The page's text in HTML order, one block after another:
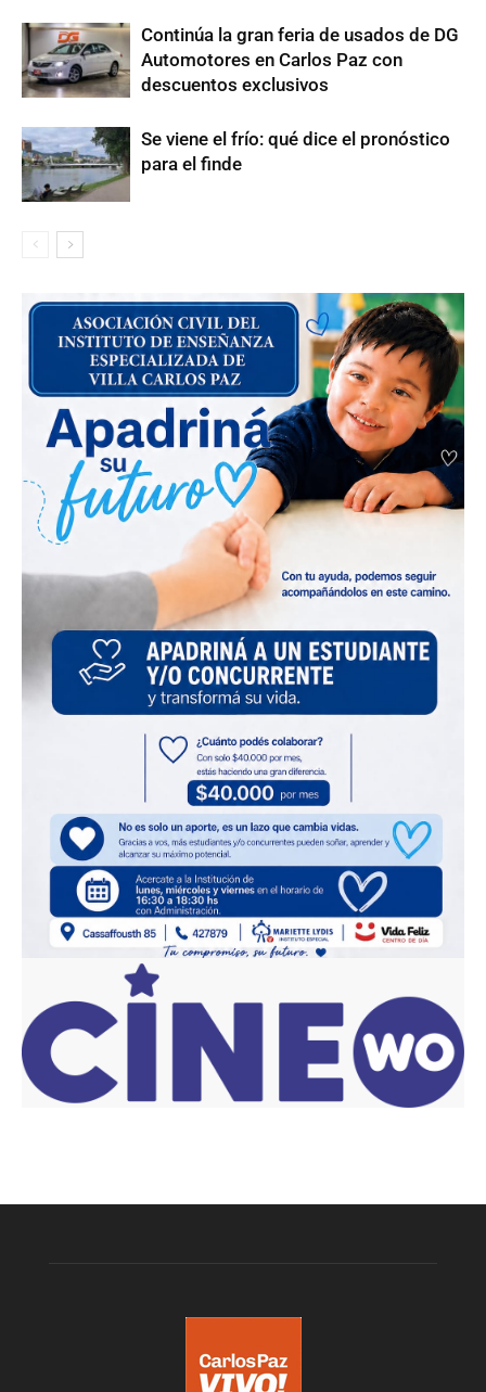
Continúa la gran feria de usados de DG
Automotores en Carlos Paz con
descuentos exclusivos
Se viene el frío: qué dice el pronóstico
para el finde